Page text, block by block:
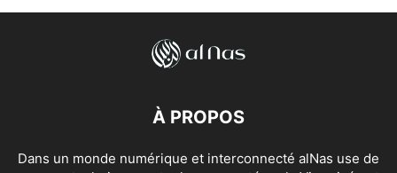
À PROPOS
Dans un monde numérique et interconnecté alNas use de